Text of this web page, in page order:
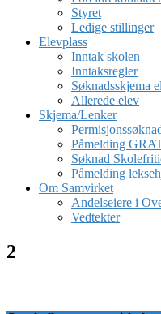
Styret
Ledige stillinger
Elevplass
Inntak skolen
Inntaksregler
Søknadsskjema
Allerede elev
Skjema/Lenker
Påmelding
Søknad
Påmelding
Om Samvirket
Andelseiere i
Vedtekter
2